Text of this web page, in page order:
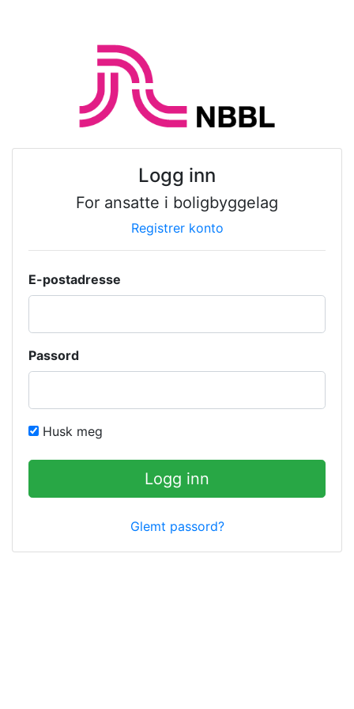
Logg inn
For ansatte i boligbyggelag
Registrer konto
E-postadresse
Passord
Husk meg
Logg inn
Glemt passord?